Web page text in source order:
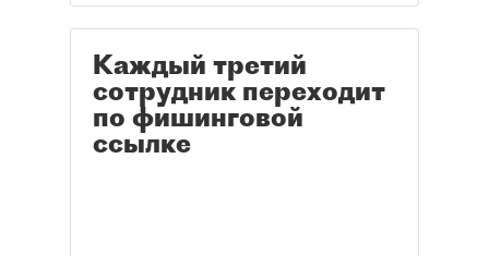
Каждый третий
сотрудник переходит
по фишинговой
ссылке